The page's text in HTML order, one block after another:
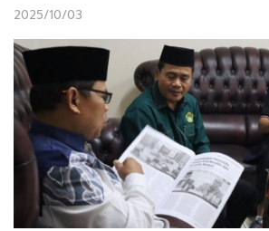
2025/10/03